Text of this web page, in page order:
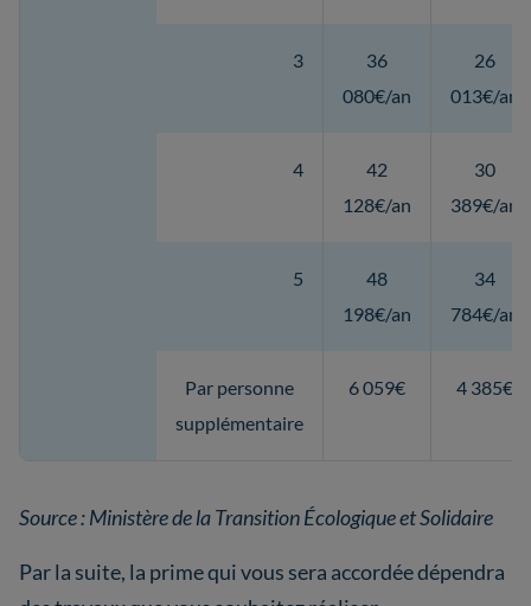
3
36
080€/an
26
013€/an
4
42
128€/an
30
389€/an
5
48
198€/an
34
784€/an
Par personne
supplémentaire
6 059€ 4 385€
Source : Ministère de la Transition Écologique et Solidaire
Par la suite, la prime qui vous sera accordée dépendra